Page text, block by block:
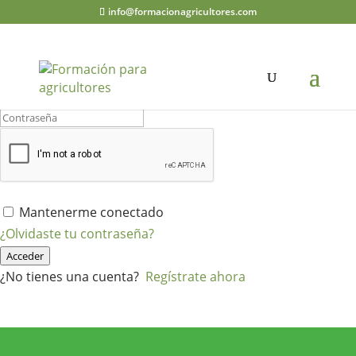
info@formacionagricultores.com
¡Hola, bienvenido de nuevo!
Mantenerme conectado
¿Olvidaste tu contraseña?
Acceder
¿No tienes una cuenta? Regístrate ahora